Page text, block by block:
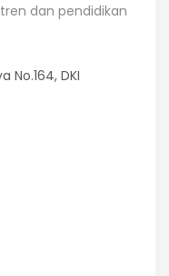
dan pendidikan
No.164, DKI